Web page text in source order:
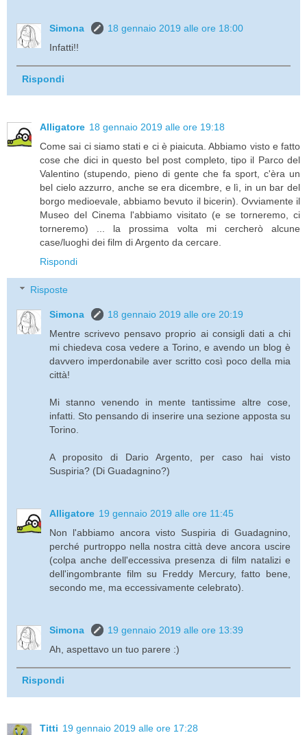
Simona
18 gennaio 2019 alle ore 18:00
Infatti!!
Rispondi
Alligatore 18 gennaio 2019 alle ore 19:18
Come sai ci siamo stati e ci è piaicuta. Abbiamo visto e fatto
cose che dici in questo bel post completo, tipo il Parco del
Valentino (stupendo, pieno di gente che fa sport, c'èra un
bel cielo azzurro, anche se era dicembre, e lì, in un bar del
borgo medioevale, abbiamo bevuto il bicerin). Ovviamente il
Museo del Cinema l'abbiamo visitato (e se torneremo, ci
torneremo) ... la prossima volta mi cercherò alcune
case/luoghi dei film di Argento da cercare.
Rispondi
Risposte
Simona
18 gennaio 2019 alle ore 20:19
Mentre scrivevo pensavo proprio ai consigli dati a chi
mi chiedeva cosa vedere a Torino, e avendo un blog è
davvero imperdonabile aver scritto così poco della mia
città!
Mi stanno venendo in mente tantissime altre cose,
infatti. Sto pensando di inserire una sezione apposta su
Torino.
A proposito di Dario Argento, per caso hai visto
Suspiria? (Di Guadagnino?)
Alligatore 19 gennaio 2019 alle ore 11:45
Non l'abbiamo ancora visto Suspiria di Guadagnino,
perché purtroppo nella nostra città deve ancora uscire
(colpa anche dell'eccessiva presenza di film natalizi e
dell'ingombrante film su Freddy Mercury, fatto bene,
secondo me, ma eccessivamente celebrato).
Simona
19 gennaio 2019 alle ore 13:39
Ah, aspettavo un tuo parere :)
Rispondi
Titti 19 gennaio 2019 alle ore 17:28